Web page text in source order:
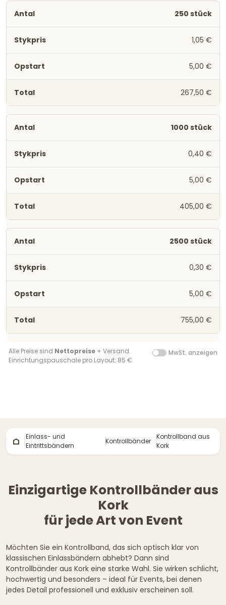
250 stück
1,05 €
5,00 €
267,50 €
1000 stück
0,40 €
5,00 €
405,00 €
2500 stück
0,30 €
5,00 €
755,00 €
Alle Preise sind Nettopreise + Versand.
Einrichtungspauschale pro Layout: 85 €
MwSt. anzeigen
Einlass- und
Eintrittsbändern
Kontrollbänder
Kontrollband aus
Kork
Einzigartige Kontrollbänder aus
Kork
für jede Art von Event
Möchten Sie ein Kontrollband, das sich optisch klar von
klassischen Einlassbändern abhebt? Dann sind
Kontrollbänder aus Kork eine starke Wahl. Sie wirken schlicht,
hochwertig und besonders – ideal für Events, bei denen
jedes Detail professionell und exklusiv erscheinen soll.